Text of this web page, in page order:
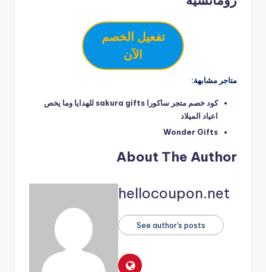
تفعيل الخصم
الآن
متاجر مشابهة:
كود خصم متجر ساكورا sakura gifts للهدايا وما يخص
اعياد الميلاد
Wonder Gifts
About The Author
hellocoupon.net
See author's posts